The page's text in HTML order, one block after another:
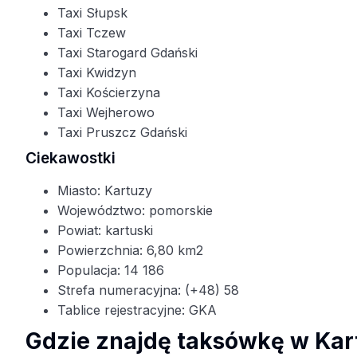
Taxi Słupsk
Taxi Tczew
Taxi Starogard Gdański
Taxi Kwidzyn
Taxi Kościerzyna
Taxi Wejherowo
Taxi Pruszcz Gdański
Ciekawostki
Miasto: Kartuzy
Województwo: pomorskie
Powiat: kartuski
Powierzchnia: 6,80 km2
Populacja: 14 186
Strefa numeracyjna: (+48) 58
Tablice rejestracyjne: GKA
Gdzie znajdę taksówkę w